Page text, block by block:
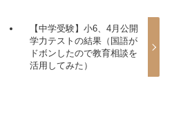
【中学受験】小6、4月公開
学力テストの結果（国語が
ドボンしたので教育相談を
活用してみた）